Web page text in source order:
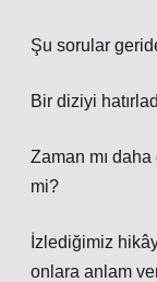
Şu sorular
Bir diziyi
Zaman mı
mi?
İzlediğimiz
onlara anlam